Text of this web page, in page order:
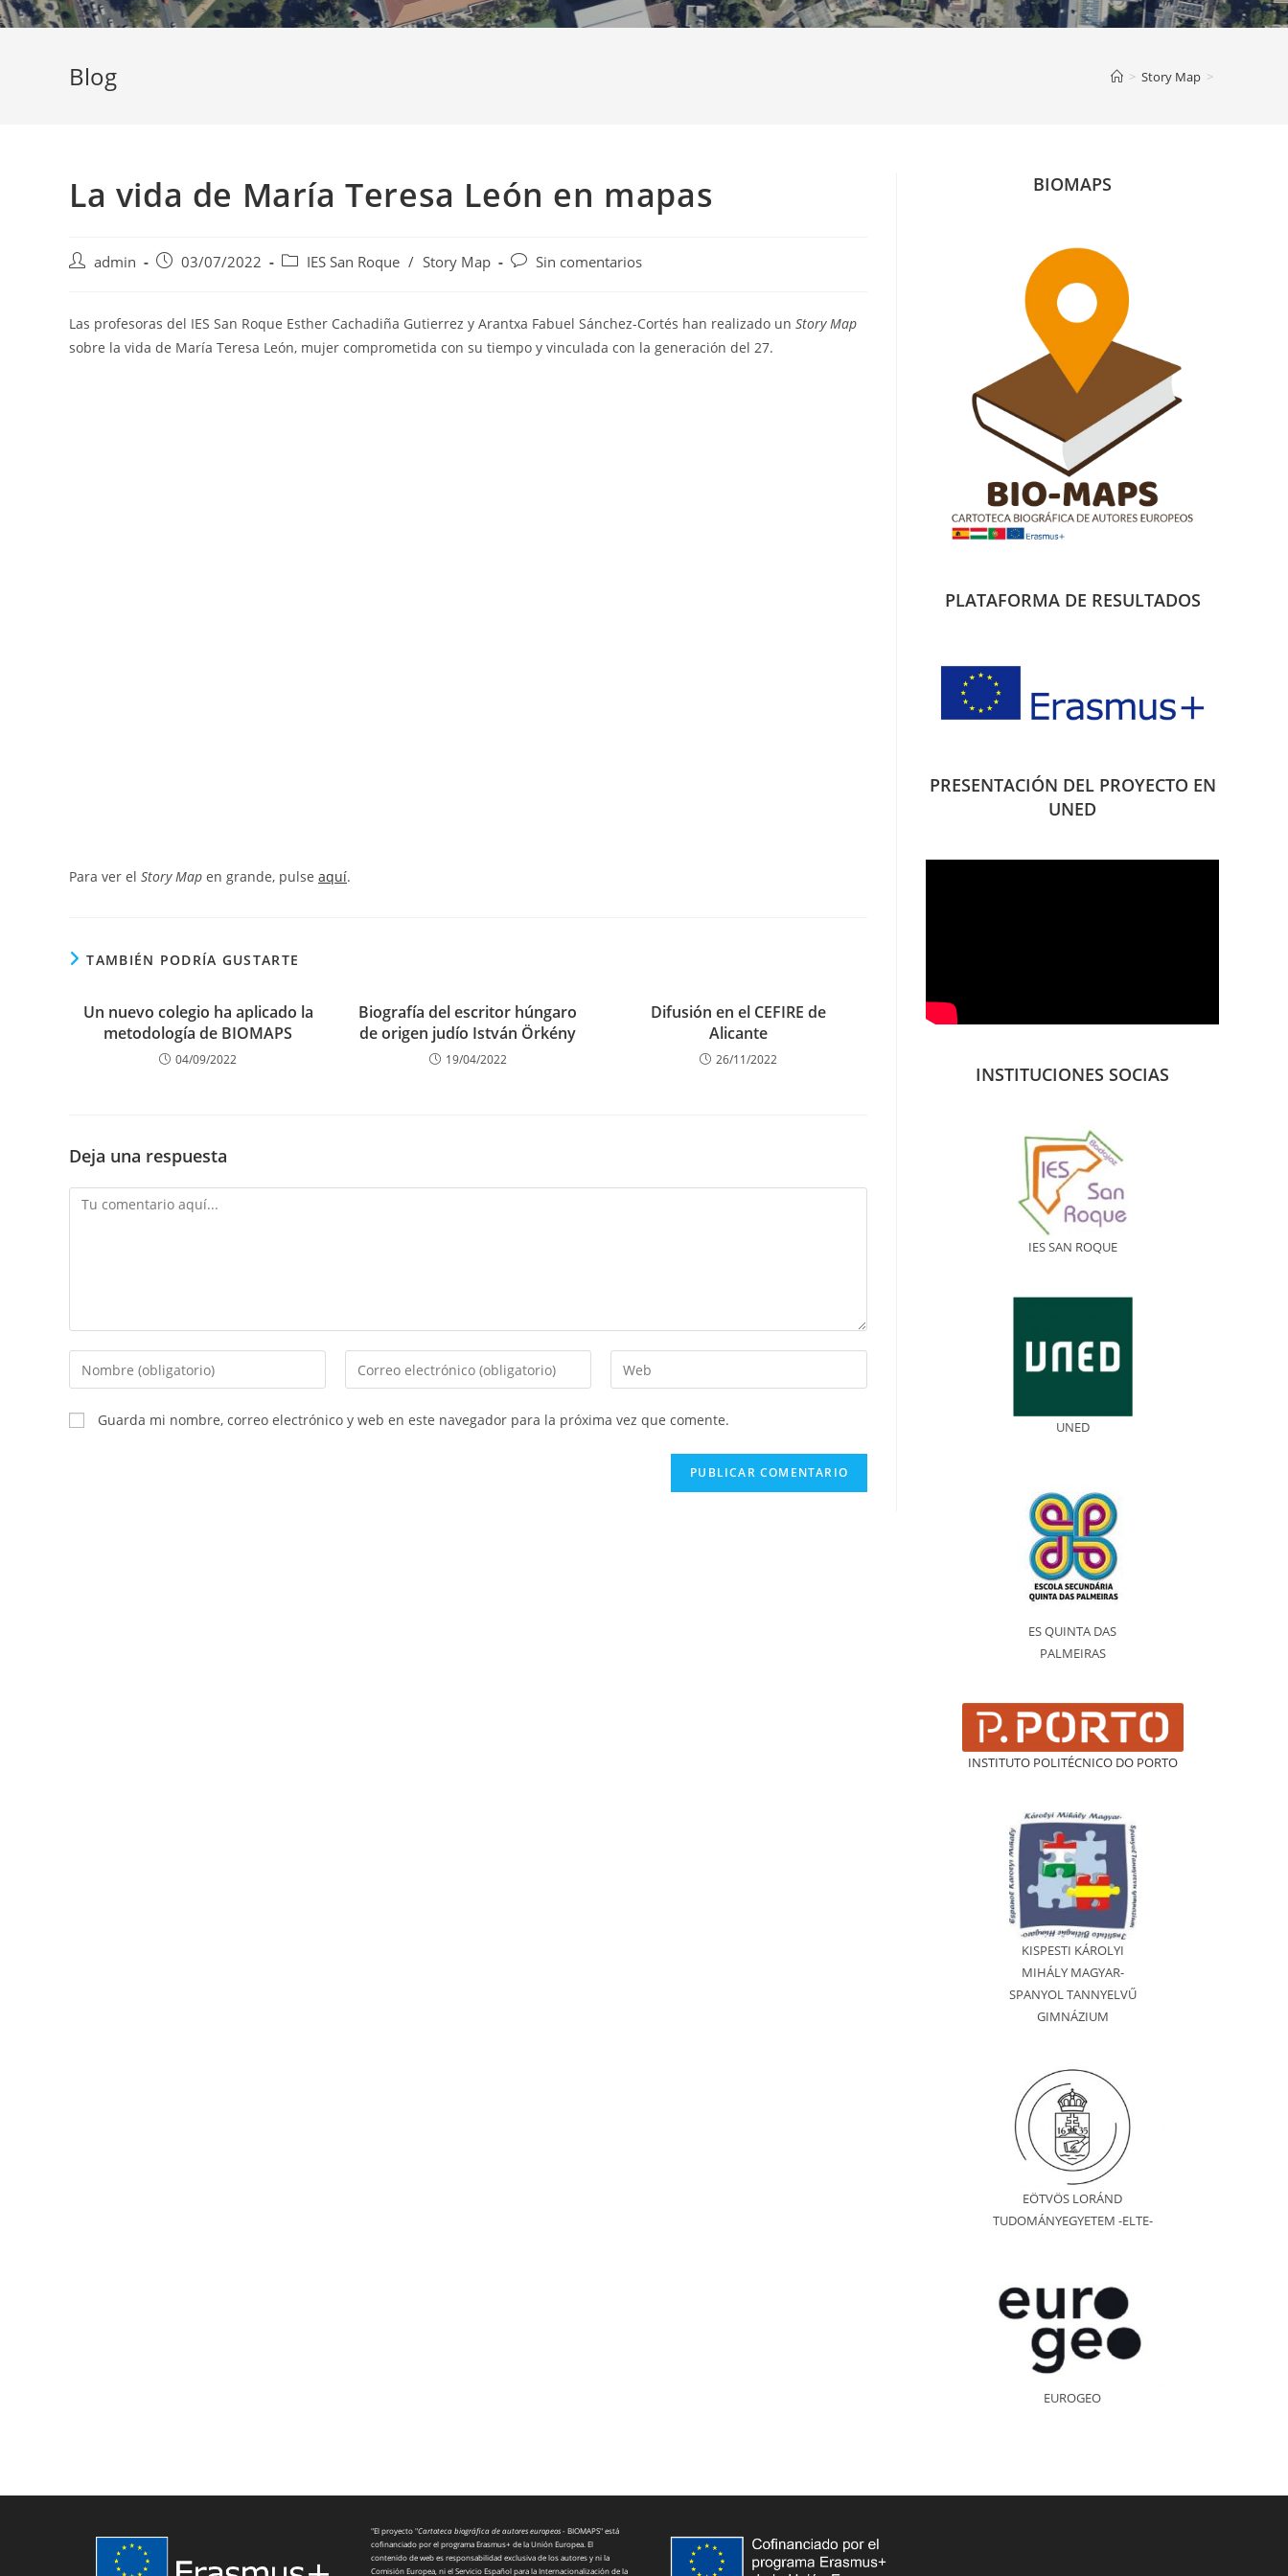
Blog > Story Map >
La vida de María Teresa León en mapas
Autor
entrada:
admin
Publicación
entrada:
03/07/2022
Categoría
entrada:
IES San Roque / Story Map
Comentarios
entrada:
Sin comentarios
Las profesoras del IES San Roque Esther Cachadiña Gutierrez y Arantxa Fabuel Sánchez-Cortés han realizado un Story Map
sobre la vida de María Teresa León, mujer comprometida con su tiempo y vinculada con la generación del 27.
Para ver el Story Map en grande, pulse aquí.
TAMBIÉN PODRÍA GUSTARTE
Un nuevo colegio ha aplicado la
metodología de BIOMAPS
04/09/2022
Biografía del escritor húngaro
de origen judío István Örkény
19/04/2022
Difusión en el CEFIRE de
Alicante
26/11/2022
Deja una respuesta
Comentario
Introduce
tu
nombre
o
Introduce
tu
de
Introduce
la
Guarda mi nombre, correo electrónico y web en este navegador para la próxima vez que comente.
BIOMAPS
PLATAFORMA DE RESULTADOS
PRESENTACIÓN DEL PROYECTO EN
UNED
INSTITUCIONES SOCIAS
IES SAN ROQUE
UNED
ES QUINTA DAS
PALMEIRAS
INSTITUTO POLITÉCNICO DO PORTO
KISPESTI KÁROLYI
MIHÁLY MAGYAR-
SPANYOL TANNYELVŰ
GIMNÁZIUM
EÖTVÖS LORÁND
TUDOMÁNYEGYETEM -ELTE-
EUROGEO
"El proyecto "Cartoteca biográfica de autores europeos- BIOMAPS" está
cofinanciado por el programa Erasmus+ de la Unión Europea. El
contenido de web es responsabilidad exclusiva de los autores y ni la
Comisión Europea, ni el Servicio Español para la Internacionalización de la